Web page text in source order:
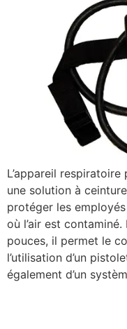
L’appareil
une solution à
protéger les
où l’air est contaminé.
pouces, il permet le
l’utilisation d’un
également d’un